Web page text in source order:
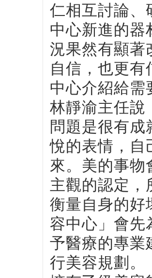
仁相互討論、
中心新進的器
況果然有顯著
自信，也更
中心介紹給需
林靜渝主任說
問題是很有
悅的表情，自
來。美的事物
主觀的認定，
衡量自身的好
容中心」會先
予醫療的專業
行美容規劃。